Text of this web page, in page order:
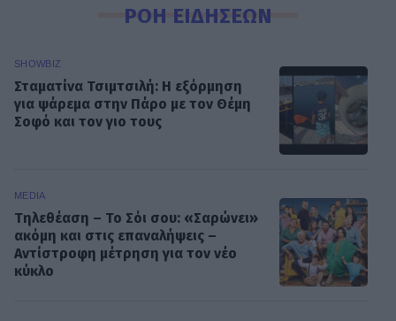
ΡΟΗ ΕΙΔΗΣΕΩΝ
SHOWBIZ
Σταματίνα Τσιμτσιλή: Η εξόρμηση
για ψάρεμα στην Πάρο με τον Θέμη
Σοφό και τον γιο τους
MEDIA
Τηλεθέαση – Το Σόι σου: «Σαρώνει»
ακόμη και στις επαναλήψεις –
Αντίστροφη μέτρηση για τον νέο
κύκλο